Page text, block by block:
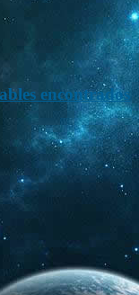
encontrados